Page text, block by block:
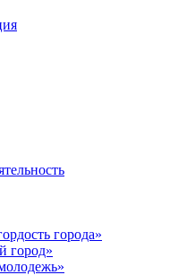
города»
город»